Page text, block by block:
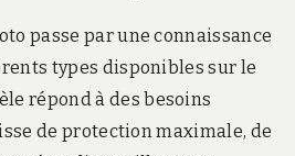
passe par une connaissance
types disponibles sur le
répond à des besoins
de protection maximale, de